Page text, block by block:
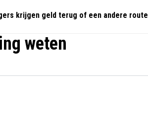
krijgen geld terug of een andere route
weten